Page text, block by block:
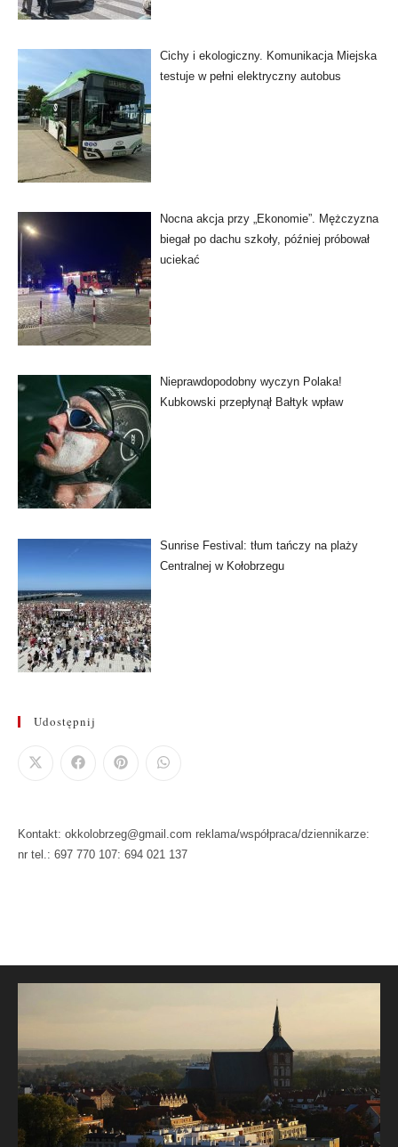
Cichy i ekologiczny. Komunikacja Miejska
testuje w pełni elektryczny autobus
Nocna akcja przy „Ekonomie”. Mężczyzna
biegał po dachu szkoły, później próbował
uciekać
Nieprawdopodobny wyczyn Polaka!
Kubkowski przepłynął Bałtyk wpław
Sunrise Festival: tłum tańczy na plaży
Centralnej w Kołobrzegu
Udostępnij
Kontakt: okkolobrzeg@gmail.com reklama/współpraca/dziennikarze:
nr tel.: 697 770 107: 694 021 137